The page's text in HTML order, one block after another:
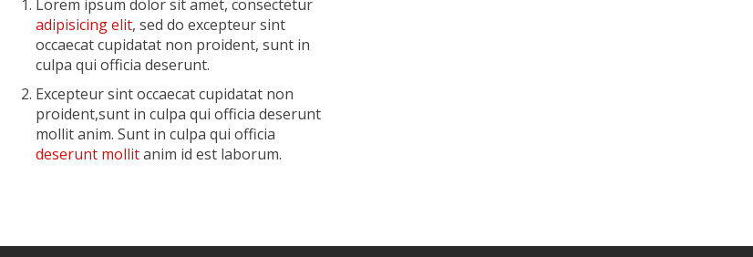
Lorem ipsum dolor sit amet, consectetur
adipisicing elit, sed do excepteur sint
occaecat cupidatat non proident, sunt in
culpa qui officia deserunt.
Excepteur sint occaecat cupidatat non
proident,sunt in culpa qui officia deserunt
mollit anim. Sunt in culpa qui officia
deserunt mollitanim id est laborum.